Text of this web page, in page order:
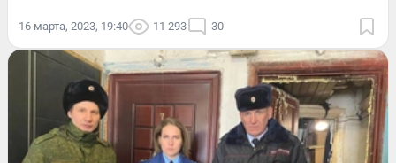
16 марта, 2023, 19:40 11 293 30